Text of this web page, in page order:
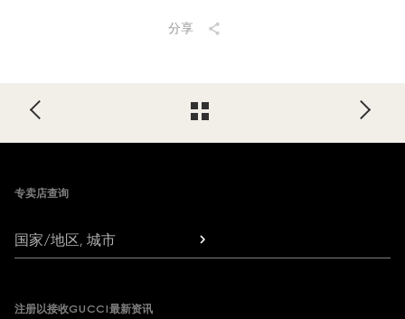
分享
Footer
专卖店查询
国家/地区, 城市
注册以接收GUCCI最新资讯